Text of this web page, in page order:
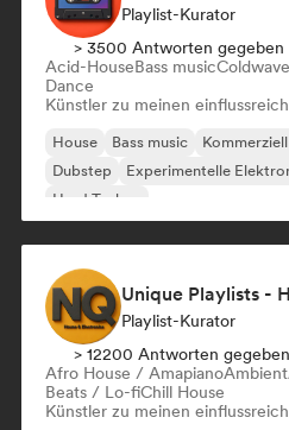
Playlist-Kurator
> 3500 Antworten gegeben
Acid-HouseBass musicColdwave
Dance
Künstler zu meinen
House Bass music
Dubstep
Experimentelle
Hard Techno
Unique Playlists -
Playlist-Kurator
> 12200 Antworten gegeben
Afro House / AmapianoAmbient
Beats / Lo-fiChill House
Künstler zu meinen